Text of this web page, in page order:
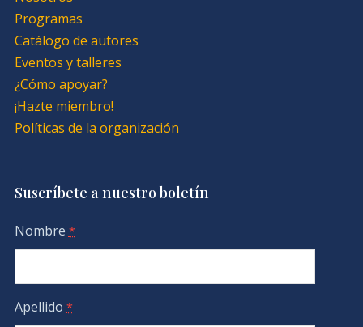
Programas
Catálogo de autores
Eventos y talleres
¿Cómo apoyar?
¡Hazte miembro!
Políticas de la organización
Suscríbete a nuestro boletín
Nombre *
Apellido *